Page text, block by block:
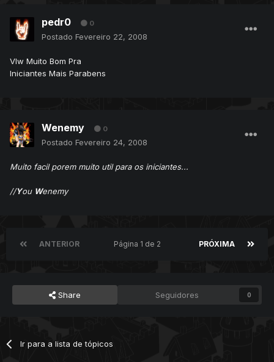
pedr0 0
Postado Fevereiro 22, 2008
Vlw Muito Bom Pra
Iniciantes Mais Parabens
Wenemy 0
Postado Fevereiro 24, 2008
Muito facil porem muito util para os iniciantes...
//You Wenemy
ANTERIOR PRÓXIMA
Página 1 de 2
Share Seguidores 0
Ir para a lista de tópicos